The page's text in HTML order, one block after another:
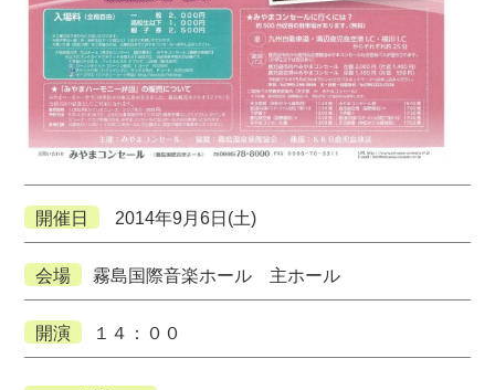
開催日 2014年9月6日(土)
会場 霧島国際音楽ホール 主ホール
開演 １４：００